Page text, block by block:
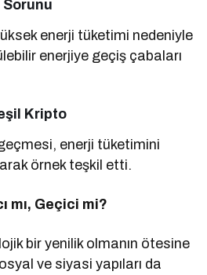
enerji tüketimi nedeniyle
enerjiye geçiş çabaları
Kripto
enerji tüketimini
örnek teşkil etti.
mı, Geçici mi?
bir yenilik olmanın ötesine
ve siyasi yapıları da